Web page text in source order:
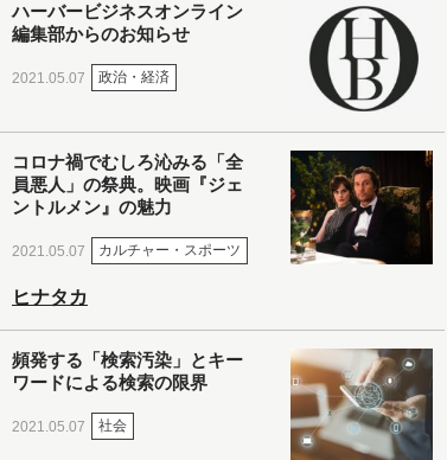
ハーバービジネスオンライン
編集部からのお知らせ
2021.05.07 政治・経済
コロナ禍でむしろ沁みる「全
員悪人」の祭典。映画『ジェ
ントルメン』の魅力
2021.05.07 カルチャー・スポーツ
ヒナタカ
頻発する「検索汚染」とキー
ワードによる検索の限界
2021.05.07 社会